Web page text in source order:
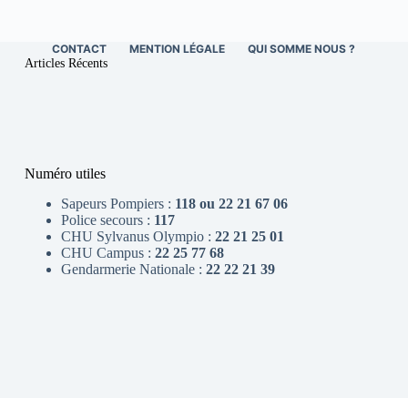
CONTACT MENTION LÉGALE QUI SOMME NOUS ?
Articles Récents
Numéro utiles
Sapeurs Pompiers : 118 ou 22 21 67 06
Police secours : 117
CHU Sylvanus Olympio : 22 21 25 01
CHU Campus : 22 25 77 68
Gendarmerie Nationale : 22 22 21 39